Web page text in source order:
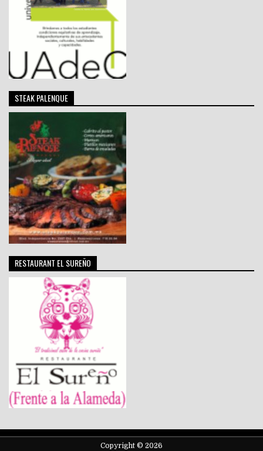
STEAK PALENQUE
RESTAURANT EL SUREÑO
Copyright © 2026